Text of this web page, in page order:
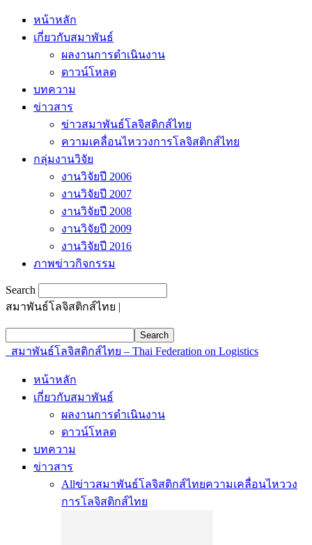
หน้าหลัก
เกี่ยวกับสมาพันธ์
ผลงานการดำเนินงาน
ดาวน์โหลด
บทความ
ข่าวสาร
ข่าวสมาพันธ์โลจิสติกส์ไทย
ความเคลื่อนไหววงการโลจิสติกส์ไทย
กลุ่มงานวิจัย
งานวิจัยปี 2006
งานวิจัยปี 2007
งานวิจัยปี 2008
งานวิจัยปี 2009
งานวิจัยปี 2016
ภาพข่าวกิจกรรม
Search
สมาพันธ์โลจิสติกส์ไทย |
สมาพันธ์โลจิสติกส์ไทย – Thai Federation on Logistics
หน้าหลัก
เกี่ยวกับสมาพันธ์
ผลงานการดำเนินงาน
ดาวน์โหลด
บทความ
ข่าวสาร
Allข่าวสมาพันธ์โลจิสติกส์ไทยความเคลื่อนไหววง
การโลจิสติกส์ไทย